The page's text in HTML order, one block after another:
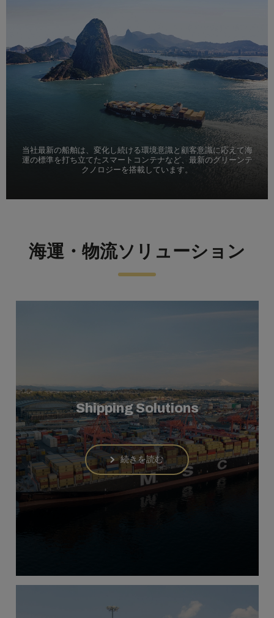
当社最新の船舶は、変化し続ける環境意識と顧客意識に応えて海
運の標準を打ち立てたスマートコンテナなど、最新のグリーンテ
クノロジーを搭載しています。
海運・物流ソリューション
Shipping Solutions
続きを読む